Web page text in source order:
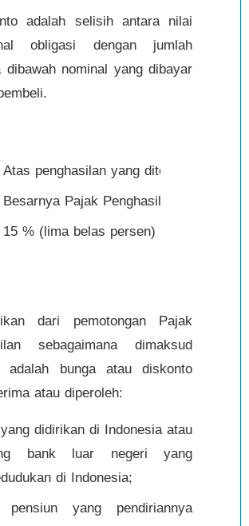
adalah selisih antara nilai
obligasi dengan jumlah
dibawah nominal yang dibayar
Atas penghasilan yang diterima atau
Besarnya Pajak Penghasilan yang
15 % (lima belas persen) dari jumlah
dari pemotongan Pajak
sebagaimana dimaksud
adalah bunga atau diskonto
atau diperoleh:
didirikan di Indonesia atau
bank luar negeri yang
di Indonesia;
pensiun yang pendiriannya